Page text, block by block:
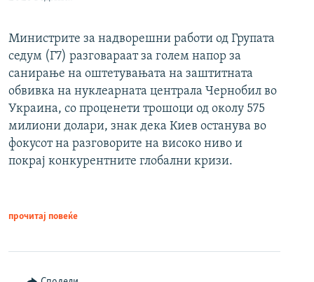
Министрите за надворешни работи од Групата
седум (Г7) разговараат за голем напор за
санирање на оштетувањата на заштитната
обвивка на нуклеарната централа Чернобил во
Украина, со проценети трошоци од околу 575
милиони долари, знак дека Киев останува во
фокусот на разговорите на високо ниво и
покрај конкурентните глобални кризи.
прочитај повеќе